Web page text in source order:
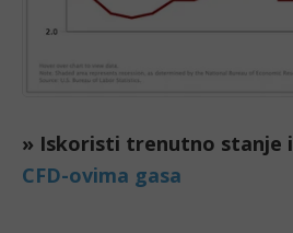
» Iskoristi trenutno stanje i
CFD-ovima gasa